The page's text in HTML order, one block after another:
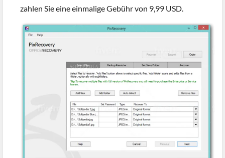
zahlen Sie eine einmalige Gebühr von 9,99 USD.